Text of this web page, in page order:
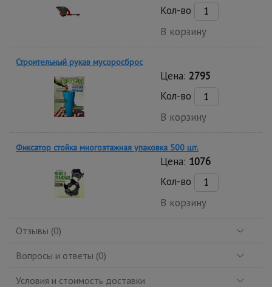
Кол-во
В корзину
Строительный рукав мусоросброс
Цена: 2795
Кол-во
В корзину
Фиксатор стойка многоэтажная упаковка 500 шт.
Цена: 1076
Кол-во
В корзину
Отзывы (0)
Вопросы и ответы (0)
Условия и стоимость доставки